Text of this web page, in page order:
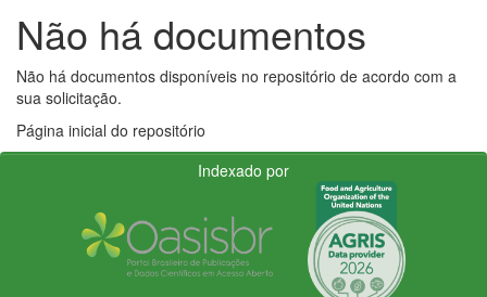
Não há documentos
Não há documentos disponíveis no repositório de acordo com a
sua solicitação.
Página inicial do repositório
Indexado por